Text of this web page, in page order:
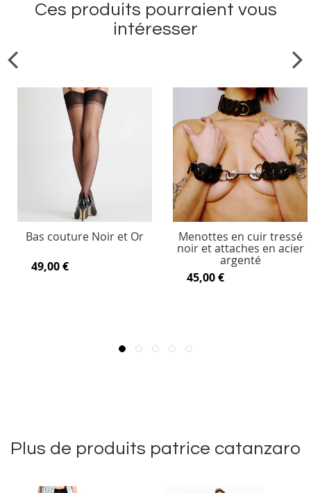
Ces produits pourraient vous
intéresser
Bas couture Noir et Or
49,00 €
Menottes en cuir tressé
noir et attaches en acier
argenté
45,00 €
Plus de produits patrice catanzaro